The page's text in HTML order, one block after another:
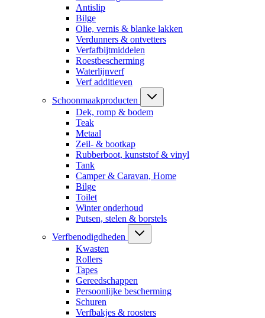
Antislip
Bilge
Olie, vernis & blanke lakken
Verdunners & ontvetters
Verfafbijtmiddelen
Roestbescherming
Waterlijnverf
Verf additieven
Schoonmaakproducten
Dek, romp & bodem
Teak
Metaal
Zeil- & bootkap
Rubberboot, kunststof & vinyl
Tank
Camper & Caravan, Home
Bilge
Toilet
Winter onderhoud
Putsen, stelen & borstels
Verfbenodigdheden
Kwasten
Rollers
Tapes
Gereedschappen
Persoonlijke bescherming
Schuren
Verfbakjes & roosters